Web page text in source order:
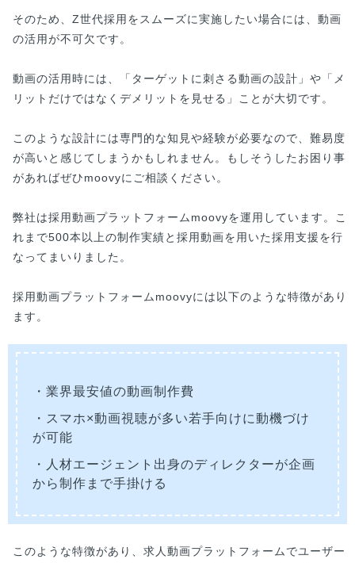
そのため、Z世代採用をスムーズに実施したい場合には、動画
の活用が不可欠です。
動画の活用時には、「ターゲットに刺さる動画の設計」や「メ
リットだけではなくデメリットを見せる」ことが大切です。
このような設計には専門的な知見や経験が必要なので、難易度
が高いと感じてしまうかもしれません。もしそうしたお困り事
があればぜひmoovyにご相談ください。
弊社は採用動画プラットフォームmoovyを運用しています。こ
れまで500本以上の制作実績と採用動画を用いた採用支援を行
なってまいりました。
採用動画プラットフォームmoovyには以下のような特徴があり
ます。
・業界最安値の動画制作費
・スマホ×動画視聴が多い若手向けに動機づけ
が可能
・人材エージェント出身のディレクターが企画
から制作まで手掛ける
このような特徴があり、求人動画プラットフォームでユーザー